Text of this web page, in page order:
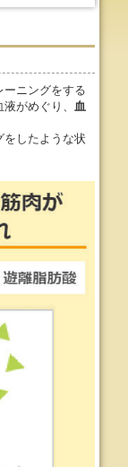
ーニングをする
液がめぐり、血
をしたような状